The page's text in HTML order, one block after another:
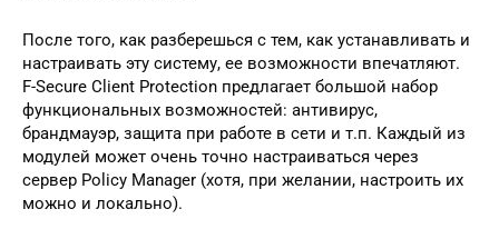
После того, как разберешься с тем, как устанавливать и
настраивать эту систему, ее возможности впечатляют.
F-Secure Client Protection предлагает большой набор
функциональных возможностей: антивирус,
брандмауэр, защита при работе в сети и т.п. Каждый из
модулей может очень точно настраиваться через
сервер Policy Manager (хотя, при желании, настроить их
можно и локально).